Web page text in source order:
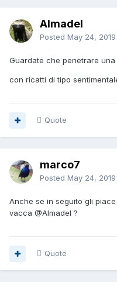
Almadel
Posted May 24, 2019
Guardate che penetrare
con ricatti di tipo
Quote
marco7
Posted May 24, 2019
Anche se in seguito gli
vacca @Almadel ?
Quote